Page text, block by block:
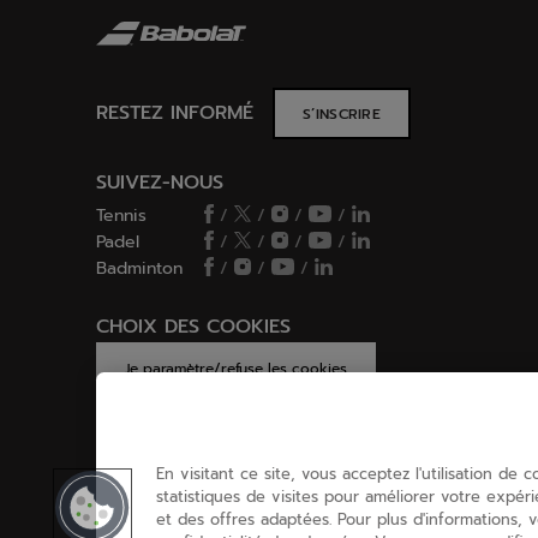
RESTEZ INFORMÉ S’INSCRIRE
SUIVEZ-NOUS
Tennis / / /
/
Padel
/ / /
/
Badminton
/ / /
CHOIX DES COOKIES
Je paramètre/refuse les cookies
En visitant ce site, vous acceptez l'utilisation de
statistiques de visites pour améliorer votre
et des offres adaptées. Pour plus d'informations,